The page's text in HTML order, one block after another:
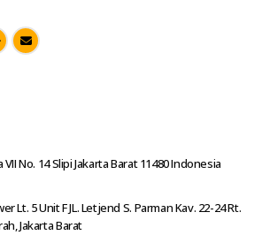
No. 14 Slipi Jakarta Barat 11480 Indonesia
Lt. 5 Unit F JL. Letjend S. Parman Kav. 22-24 Rt.
Jakarta Barat